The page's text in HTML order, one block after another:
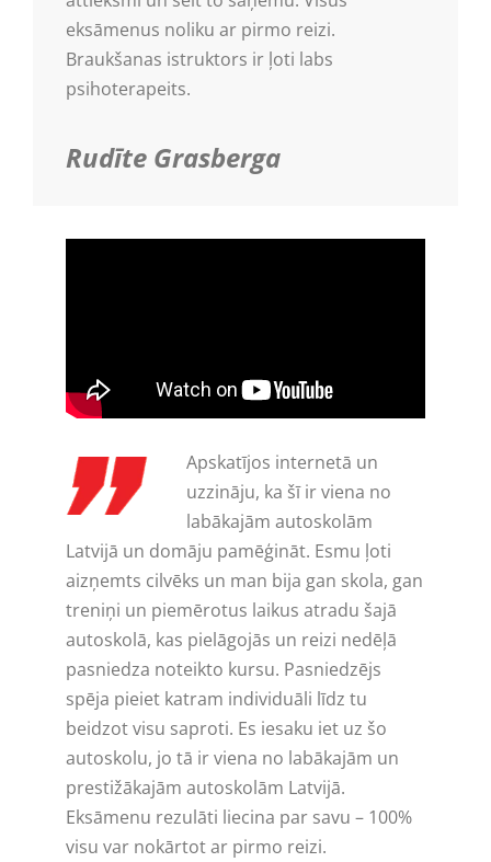
eksāmenus noliku ar pirmo reizi.
Braukšanas istruktors ir ļoti labs
psihoterapeits.
Rudīte Grasberga
Apskatījos internetā un
uzzināju, ka šī ir viena no
labākajām autoskolām
Latvijā un domāju pamēģināt. Esmu ļoti
aizņemts cilvēks un man bija gan skola, gan
treniņi un piemērotus laikus atradu šajā
autoskolā, kas pielāgojās un reizi nedēļā
pasniedza noteikto kursu. Pasniedzējs
spēja pieiet katram individuāli līdz tu
beidzot visu saproti. Es iesaku iet uz šo
autoskolu, jo tā ir viena no labākajām un
prestižākajām autoskolām Latvijā.
Eksāmenu rezulāti liecina par savu – 100%
visu var nokārtot ar pirmo reizi.